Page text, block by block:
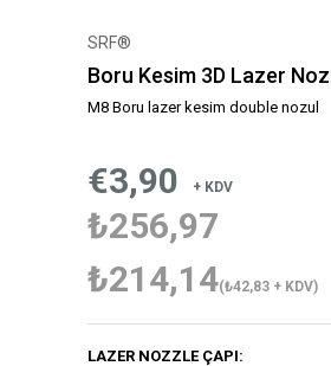
SRF®
Boru Kesim 3D Lazer
M8 Boru lazer kesim double nozul
€3,90 + KDV
₺256,97
₺214,14(₺42,83 + KDV)
LAZER NOZZLE ÇAPI: